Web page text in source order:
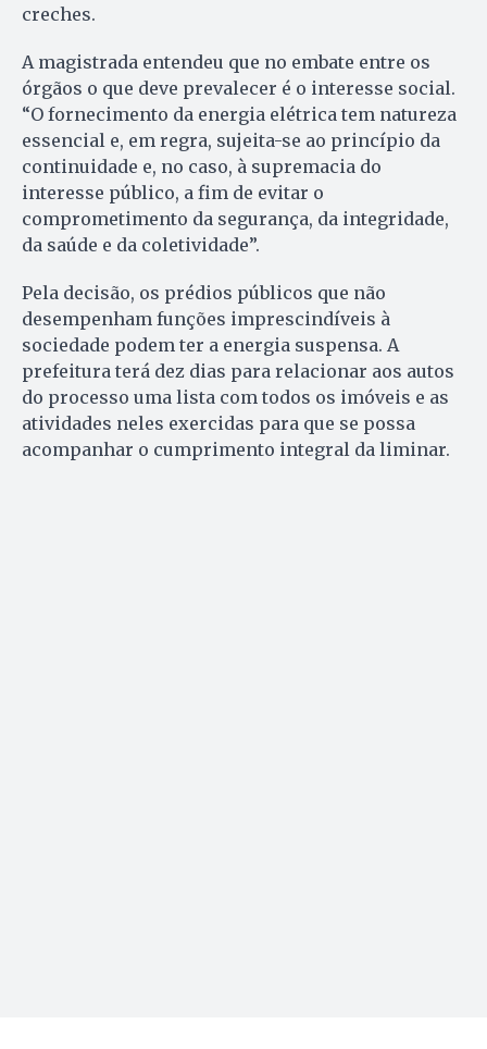
creches.
A magistrada entendeu que no embate entre os
órgãos o que deve prevalecer é o interesse social.
“O fornecimento da energia elétrica tem natureza
essencial e, em regra, sujeita-se ao princípio da
continuidade e, no caso, à supremacia do
interesse público, a fim de evitar o
comprometimento da segurança, da integridade,
da saúde e da coletividade”.
Pela decisão, os prédios públicos que não
desempenham funções imprescindíveis à
sociedade podem ter a energia suspensa. A
prefeitura terá dez dias para relacionar aos autos
do processo uma lista com todos os imóveis e as
atividades neles exercidas para que se possa
acompanhar o cumprimento integral da liminar.